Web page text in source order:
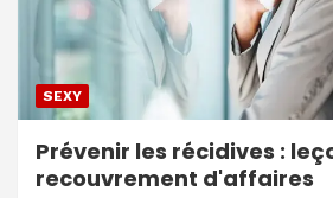
SEXY
Prévenir les récidives :
recouvrement d'affaires